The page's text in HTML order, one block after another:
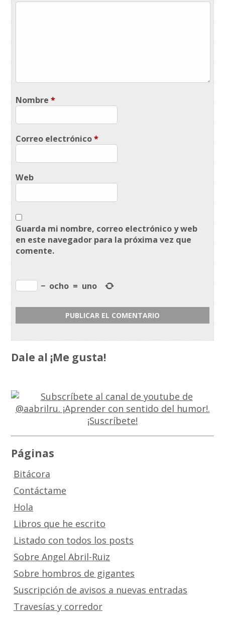
Nombre*
Correo electrónico*
Web
Guarda mi nombre, correo electrónico y web
en este navegador para la próxima vez que
comente.
− ocho = uno
Dale al ¡Me gusta!
Páginas
Bitácora
Contáctame
Hola
Libros que he escrito
Listado con todos los posts
Sobre Angel Abril-Ruiz
Sobre hombros de gigantes
Suscripción de avisos a nuevas entradas
Travesías y corredor